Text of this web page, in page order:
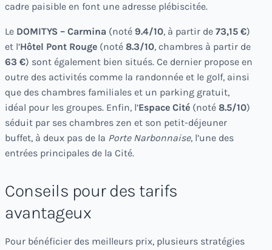
cadre paisible en font une adresse plébiscitée.
Le DOMITYS – Carmina (noté 9.4/10, à partir de 73,15 €)
et l’Hôtel Pont Rouge (noté 8.3/10, chambres à partir de
63 €) sont également bien situés. Ce dernier propose en
outre des activités comme la randonnée et le golf, ainsi
que des chambres familiales et un parking gratuit,
idéal pour les groupes. Enfin, l’Espace Cité (noté 8.5/10)
séduit par ses chambres zen et son petit-déjeuner
buffet, à deux pas de la Porte Narbonnaise, l’une des
entrées principales de la Cité.
Conseils pour des tarifs
avantageux
Pour bénéficier des meilleurs prix, plusieurs stratégies